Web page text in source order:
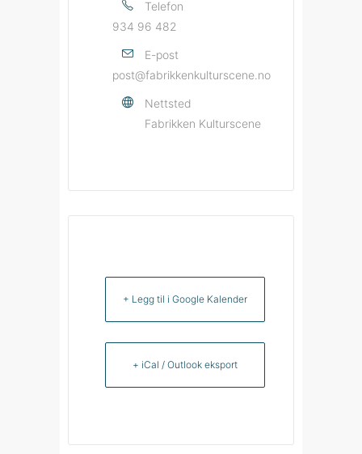
Telefon
934 96 482
E-post
post@fabrikkenkulturscene.no
Nettsted
Fabrikken Kulturscene
+ Legg til i Google Kalender
+ iCal / Outlook eksport